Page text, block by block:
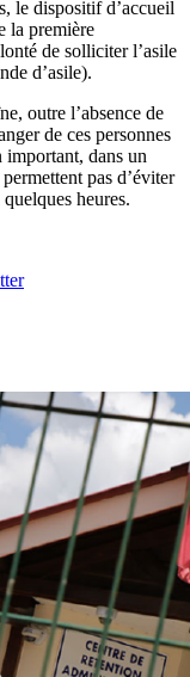
le dispositif d’accueil
la première
de solliciter l’asile
d’asile).
outre l’absence de
de ces personnes
important, dans un
pas d’éviter
heures.